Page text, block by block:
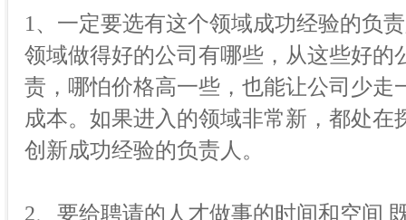
1、一定要选有这个领域成功经验的负
领域做得好的公司有哪些，从这些好的
责，哪怕价格高一些，也能让公司少
成本。如果进入的领域非常新，都处
创新成功经验的负责人。
2、要给聘请的人才做事的时间和空间